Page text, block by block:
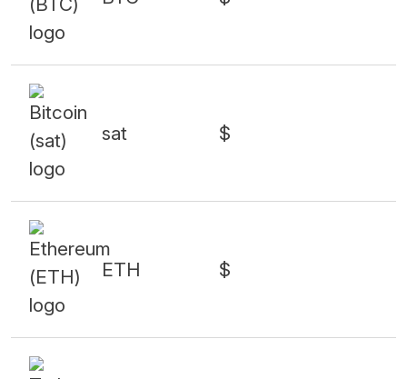
sat $
ETH $